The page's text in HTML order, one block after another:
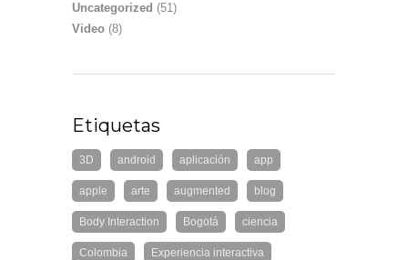
Uncategorized (51)
Video (8)
Etiquetas
3D android aplicación app
apple arte augmented blog
Body Interaction Bogotá ciencia
Colombia Experiencia interactiva